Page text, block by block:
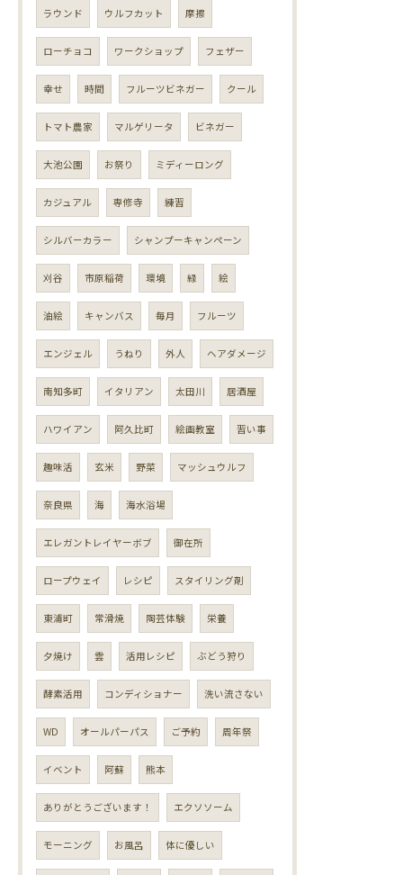
ラウンド ウルフカット 摩擦
ローチョコ ワークショップ フェザー
幸せ 時間 フルーツビネガー クール
トマト農家 マルゲリータ ビネガー
大池公園 お祭り ミディーロング
カジュアル 専修寺 練習
シルバーカラー シャンプーキャンペーン
刈谷 市原稲荷 環境 緑 絵
油絵 キャンバス 毎月 フルーツ
エンジェル うねり 外人 ヘアダメージ
南知多町 イタリアン 太田川 居酒屋
ハワイアン 阿久比町 絵画教室 習い事
趣味活 玄米 野菜 マッシュウルフ
奈良県 海 海水浴場
エレガントレイヤーボブ 御在所
ロープウェイ レシピ スタイリング剤
東浦町 常滑焼 陶芸体験 栄養
夕焼け 雲 活用レシピ ぶどう狩り
酵素活用 コンディショナー 洗い流さない
WD オールパーパス ご予約 周年祭
イベント 阿蘇 熊本
ありがとうございます！ エクソソーム
モーニング お風呂 体に優しい